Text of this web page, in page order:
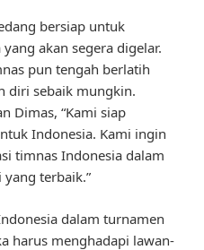
bersiap untuk
akan segera digelar.
pun tengah berlatih
diri sebaik mungkin.
Dimas, “Kami siap
Indonesia. Kami ingin
timnas Indonesia dalam
terbaik.”
dalam turnamen
harus menghadapi lawan-